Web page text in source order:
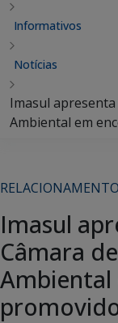
Informativos
Notícias
Imasul
Ambiental em
Imasul
Câmara